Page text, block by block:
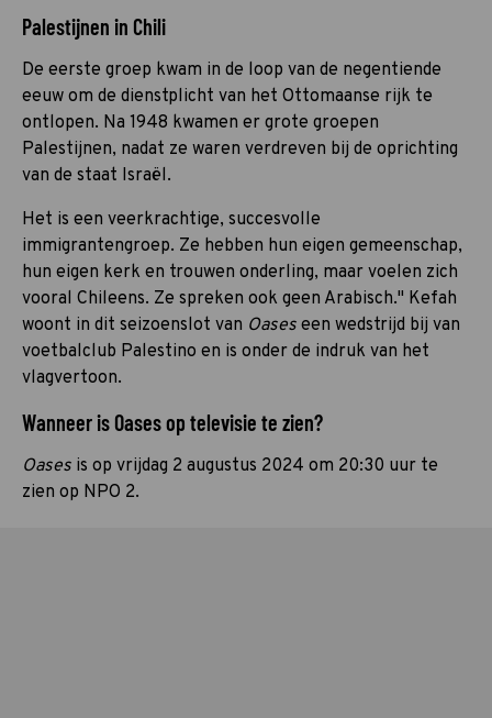
Palestijnen in Chili
De eerste groep kwam in de loop van de negentiende
eeuw om de dienstplicht van het Ottomaanse rijk te
ontlopen. Na 1948 kwamen er grote groepen
Palestijnen, nadat ze waren verdreven bij de oprichting
van de staat Israël.
Het is een veerkrachtige, succesvolle
immigrantengroep. Ze hebben hun eigen gemeenschap,
hun eigen kerk en trouwen onderling, maar voelen zich
vooral Chileens. Ze spreken ook geen Arabisch." Kefah
woont in dit seizoenslot van Oases een wedstrijd bij van
voetbalclub Palestino en is onder de indruk van het
vlagvertoon.
Wanneer is Oases op televisie te zien?
Oases is op vrijdag 2 augustus 2024 om 20:30 uur te
zien op NPO 2.